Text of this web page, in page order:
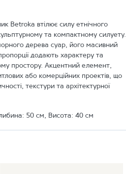
Betroka втілює силу етнічного
та компактному силуету.
дерева суар, його масивний
додають характеру та
простору. Акцентний елемент,
або комерційних проектів, що
текстури та архітектурної
50 см, Висота: 40 см